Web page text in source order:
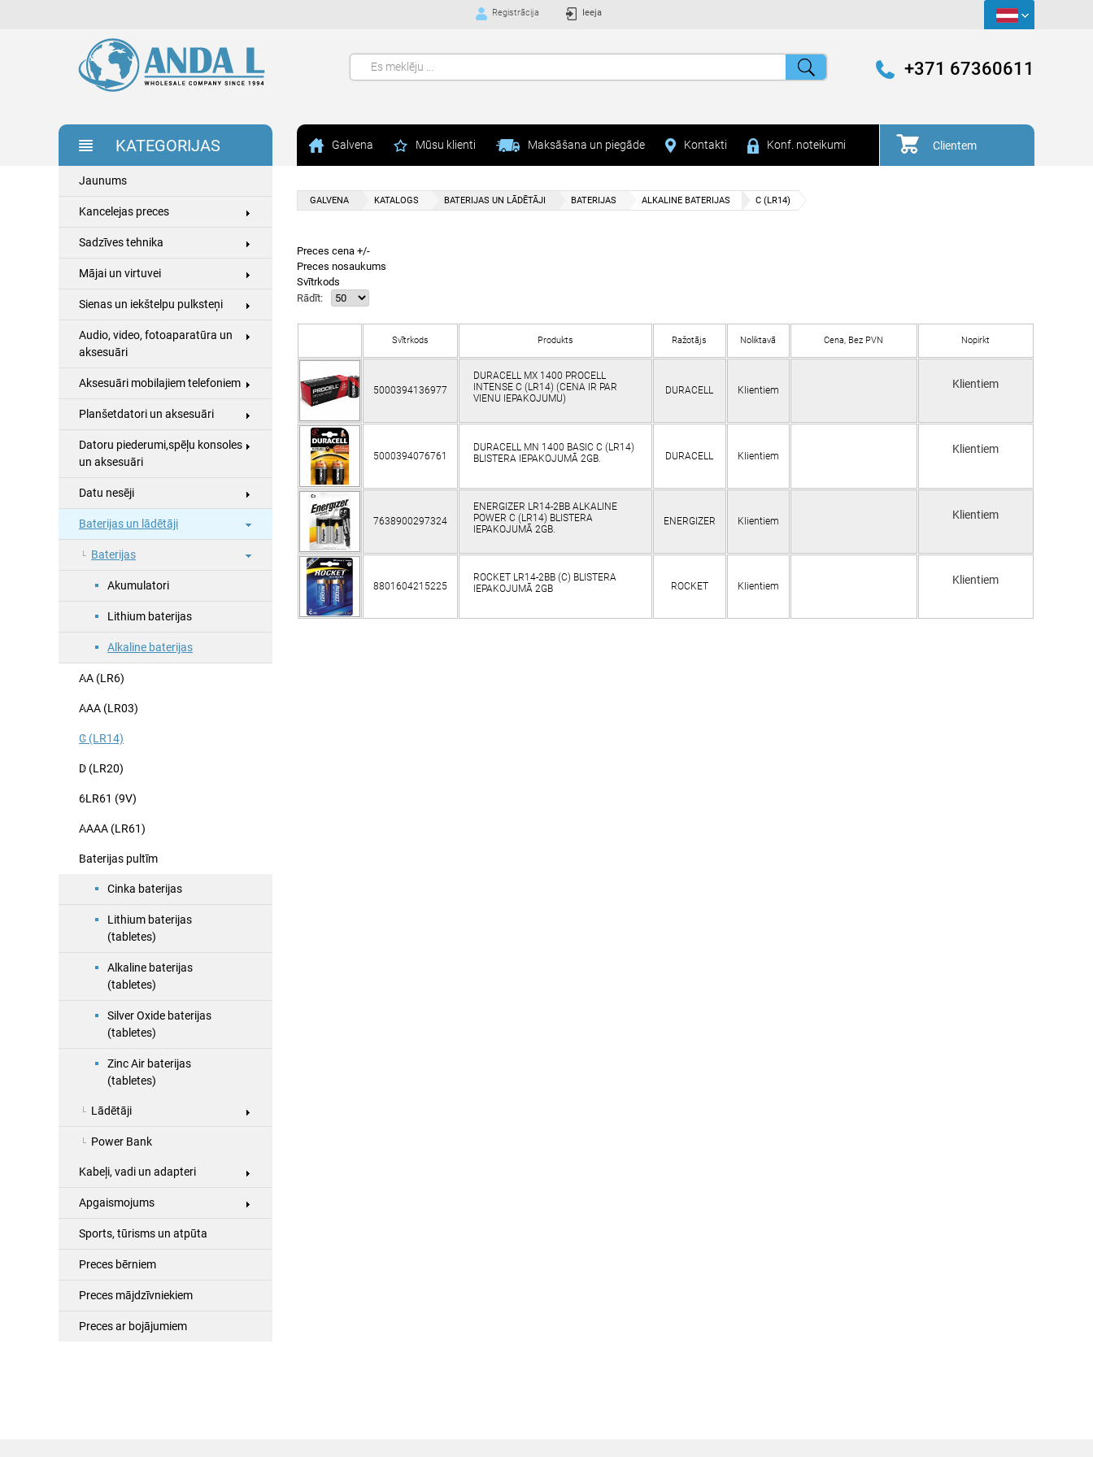
Registrācija Ieeja
+371 67360611
KATEGORIJAS Galvena Mūsu klienti Maksāšana un piegāde Kontakti Konf. noteikumi Clientem
GALVENA KATALOGS BATERIJAS UN LĀDĒTĀJI BATERIJAS ALKALINE BATERIJAS C (LR14)
Preces cena +/-
Preces nosaukums
Svītrkods
Rādīt:
Svītrkods Produkts Ražotājs Noliktavā Cena, Bez PVN Nopirkt
5000394136977
DURACELL MX 1400 PROCELL
INTENSE C (LR14) (CENA IR PAR
VIENU IEPAKOJUMU)
DURACELL Klientiem Klientiem
5000394076761
DURACELL MN 1400 BASIC C (LR14)
BLISTERA IEPAKOJUMĀ 2GB.
DURACELL Klientiem
Klientiem
7638900297324
ENERGIZER LR14-2BB ALKALINE
POWER C (LR14) BLISTERA
IEPAKOJUMĀ 2GB.
ENERGIZER Klientiem Klientiem
8801604215225
ROCKET LR14-2BB (C) BLISTERA
IEPAKOJUMĀ 2GB
ROCKET Klientiem Klientiem
Jaunums
Kancelejas preces
Sadzīves tehnika
Mājai un virtuvei
Sienas un iekštelpu pulksteņi
Audio, video, fotoaparatūra un
aksesuāri
Aksesuāri mobilajiem telefoniem
Planšetdatori un aksesuāri
Datoru piederumi,spēļu konsoles
un aksesuāri
Datu nesēji
Baterijas un lādētāji
Baterijas
Akumulatori
Lithium baterijas
Alkaline baterijas
AA (LR6)
AAA (LR03)
C (LR14)
D (LR20)
6LR61 (9V)
AAAA (LR61)
Baterijas pultīm
Cinka baterijas
Lithium baterijas
(tabletes)
Alkaline baterijas
(tabletes)
Silver Oxide baterijas
(tabletes)
Zinc Air baterijas
(tabletes)
Lādētāji
Power Bank
Kabeļi, vadi un adapteri
Apgaismojums
Sports, tūrisms un atpūta
Preces bērniem
Preces mājdzīvniekiem
Preces ar bojājumiem